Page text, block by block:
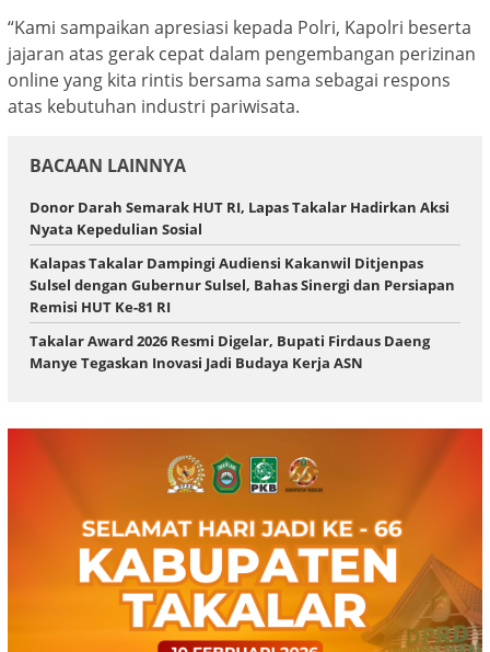
“Kami sampaikan apresiasi kepada Polri, Kapolri beserta
jajaran atas gerak cepat dalam pengembangan perizinan
online yang kita rintis bersama sama sebagai respons
atas kebutuhan industri pariwisata.
BACAAN LAINNYA
Donor Darah Semarak HUT RI, Lapas Takalar Hadirkan Aksi
Nyata Kepedulian Sosial
Kalapas Takalar Dampingi Audiensi Kakanwil Ditjenpas
Sulsel dengan Gubernur Sulsel, Bahas Sinergi dan Persiapan
Remisi HUT Ke-81 RI
Takalar Award 2026 Resmi Digelar, Bupati Firdaus Daeng
Manye Tegaskan Inovasi Jadi Budaya Kerja ASN